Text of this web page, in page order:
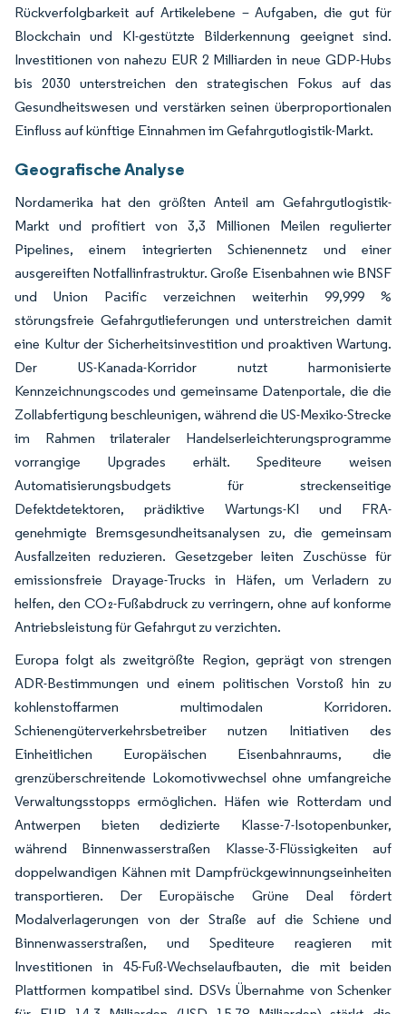
Rückverfolgbarkeit auf Artikelebene – Aufgaben, die gut für
Blockchain und KI-gestützte Bilderkennung geeignet sind.
Investitionen von nahezu EUR 2 Milliarden in neue GDP-Hubs
bis 2030 unterstreichen den strategischen Fokus auf das
Gesundheitswesen und verstärken seinen überproportionalen
Einfluss auf künftige Einnahmen im Gefahrgutlogistik-Markt.
Geografische Analyse
Nordamerika hat den größten Anteil am Gefahrgutlogistik-
Markt und profitiert von 3,3 Millionen Meilen regulierter
Pipelines, einem integrierten Schienennetz und einer
ausgereiften Notfallinfrastruktur. Große Eisenbahnen wie BNSF
und Union Pacific verzeichnen weiterhin 99,999 %
störungsfreie Gefahrgutlieferungen und unterstreichen damit
eine Kultur der Sicherheitsinvestition und proaktiven Wartung.
Der US-Kanada-Korridor nutzt harmonisierte
Kennzeichnungscodes und gemeinsame Datenportale, die die
Zollabfertigung beschleunigen, während die US-Mexiko-Strecke
im Rahmen trilateraler Handelserleichterungsprogramme
vorrangige Upgrades erhält. Spediteure weisen
Automatisierungsbudgets für streckenseitige
Defektdetektoren, prädiktive Wartungs-KI und FRA-
genehmigte Bremsgesundheitsanalysen zu, die gemeinsam
Ausfallzeiten reduzieren. Gesetzgeber leiten Zuschüsse für
emissionsfreie Drayage-Trucks in Häfen, um Verladern zu
helfen, den CO₂-Fußabdruck zu verringern, ohne auf konforme
Antriebsleistung für Gefahrgut zu verzichten.
Europa folgt als zweitgrößte Region, geprägt von strengen
ADR-Bestimmungen und einem politischen Vorstoß hin zu
kohlenstoffarmen multimodalen Korridoren.
Schienengüterverkehrsbetreiber nutzen Initiativen des
Einheitlichen Europäischen Eisenbahnraums, die
grenzüberschreitende Lokomotivwechsel ohne umfangreiche
Verwaltungsstopps ermöglichen. Häfen wie Rotterdam und
Antwerpen bieten dedizierte Klasse-7-Isotopenbunker,
während Binnenwasserstraßen Klasse-3-Flüssigkeiten auf
doppelwandigen Kähnen mit Dampfrückgewinnungseinheiten
transportieren. Der Europäische Grüne Deal fördert
Modalverlagerungen von der Straße auf die Schiene und
Binnenwasserstraßen, und Spediteure reagieren mit
Investitionen in 45-Fuß-Wechselaufbauten, die mit beiden
Plattformen kompatibel sind. DSVs Übernahme von Schenker